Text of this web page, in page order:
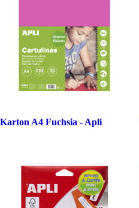
Karton A4 Fuchsia - Apli